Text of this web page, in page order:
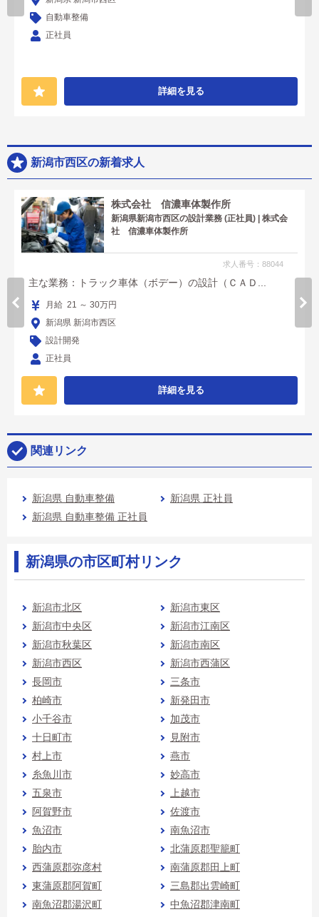
自動車整備
正社員
詳細を見る
新潟市西区の新着求人
株式会社 信濃車体製作所
新潟県新潟市西区の設計業務 (正社員) | 株式会
社 信濃車体製作所
求人番号：88044
主な業務：トラック車体（ボデー）の設計（ＣＡＤ...
月給 21 ～ 30万円
新潟県 新潟市西区
設計開発
正社員
詳細を見る
関連リンク
新潟県 自動車整備
新潟県 正社員
新潟県 自動車整備 正社員
新潟県の市区町村リンク
新潟市北区
新潟市東区
新潟市中央区
新潟市江南区
新潟市秋葉区
新潟市南区
新潟市西区
新潟市西蒲区
長岡市
三条市
柏崎市
新発田市
小千谷市
加茂市
十日町市
見附市
村上市
燕市
糸魚川市
妙高市
五泉市
上越市
阿賀野市
佐渡市
魚沼市
南魚沼市
胎内市
北蒲原郡聖籠町
西蒲原郡弥彦村
南蒲原郡田上町
東蒲原郡阿賀町
三島郡出雲崎町
南魚沼郡湯沢町
中魚沼郡津南町